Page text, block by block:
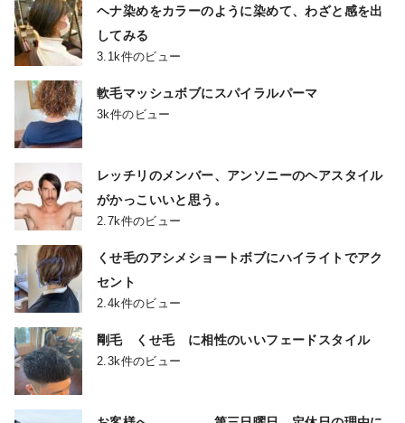
ヘナ染めをカラーのように染めて、わざと感を出
してみる
3.1k件のビュー
軟毛マッシュボブにスパイラルパーマ
3k件のビュー
レッチリのメンバー、アンソニーのヘアスタイル
がかっこいいと思う。
2.7k件のビュー
くせ毛のアシメショートボブにハイライトでアク
セント
2.4k件のビュー
剛毛 くせ毛 に相性のいいフェードスタイル
2.3k件のビュー